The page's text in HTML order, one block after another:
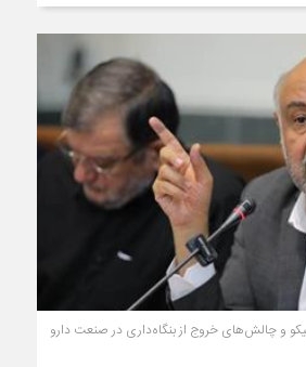
و چالش‌های خروج از بنگاه‌داری در صنعت دارو